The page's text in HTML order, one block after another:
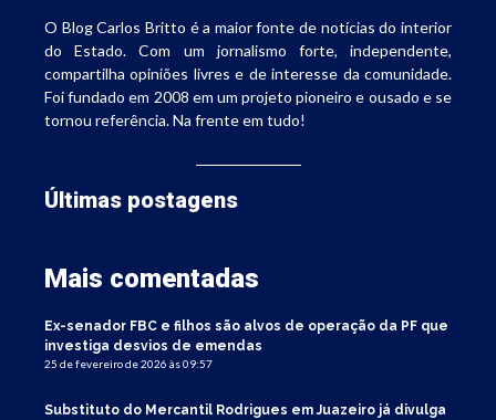
O Blog Carlos Britto é a maior fonte de notícias do interior
do Estado. Com um jornalismo forte, independente,
compartilha opiniões livres e de interesse da comunidade.
Foi fundado em 2008 em um projeto pioneiro e ousado e se
tornou referência. Na frente em tudo!
Últimas postagens
Mais comentadas
Ex-senador FBC e filhos são alvos de operação da PF que
investiga desvios de emendas
25 de fevereiro de 2026 às 09:57
Substituto do Mercantil Rodrigues em Juazeiro já divulga